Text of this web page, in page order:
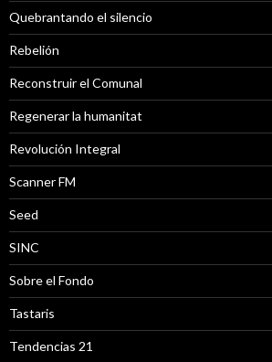
Quebrantando el silencio
Rebelión
Reconstruir el Comunal
Regenerar la humanitat
Revolución Integral
Scanner FM
Seed
SINC
Sobre el Fondo
Tastaris
Tendencias 21